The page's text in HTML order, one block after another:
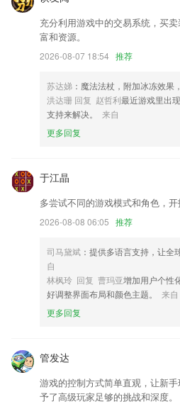
全球百万民宿短租公寓任你挑
新增通话模块，拨打电话更便捷
【NEW】虚拟偶像空降直播间，来叭嗒
解决部分手机闪退问题。
资质查询支持同时添加多条资质功能啦
联系我们
以上就是买马网站123720的介绍，如果
充分利用游戏中的交易系统，买
富和资源。
2026-08-07 18:54 推荐
苏达娣 ：魔法法杖，附加冰冻效果
洪达珊 回复 赵哲利最近游戏里出
支持来解决。
来自
更多回复
于江晶
多尝试不同的游戏模式和角色，
2026-08-08 06:05 推荐
司马黛斌 ：提供多语言支持，让全
自
林枫玲 回复 曹玛亚增加用户个性
好调整界面布局和颜色主题。
来自
更多回复
管发达
游戏的控制方式简单直观，让新
予了高级玩家足够的挑战和深度。